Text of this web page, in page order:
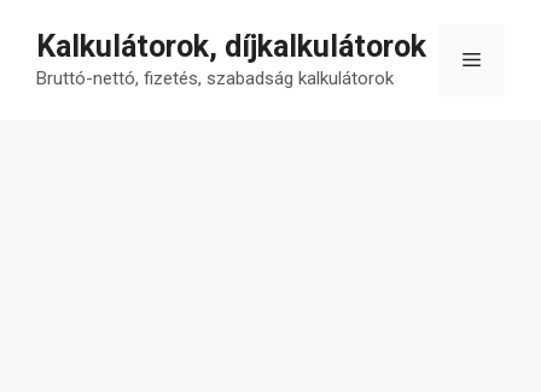
tartalomba
Kalkulátorok, díjkalkulátorok
Bruttó-nettó, fizetés, szabadság kalkulátorok
Menü